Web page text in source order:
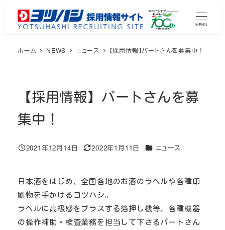
MENU
ホーム NEWS ニュース 【採用情報】パートさんを募集中！
【採用情報】パートさんを募
集中！
投稿日
2021年12月14日
更新日
2022年1月11日 カテゴリー
ニュース
日本酒をはじめ、全国各地のお酒のラベルや各種印
刷物を手がけるヨツハシ。
ラベルに高級感をプラスする箔押し機等、各種機器
の操作補助・検査業務を担当して下さるパートさん